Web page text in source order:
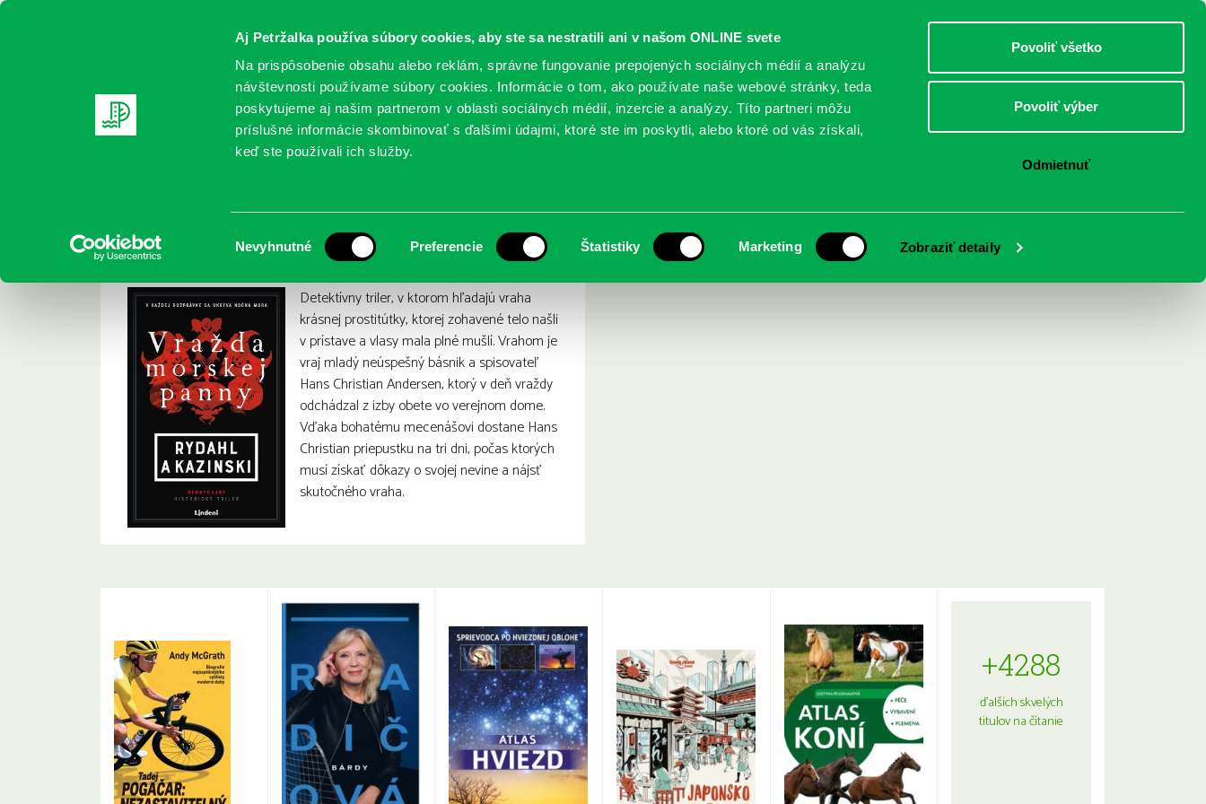
Aj Petržalka používa súbory cookies, aby ste sa nestratili ani v našom ONLINE svete
Na prispôsobenie obsahu alebo reklám, správne fungovanie prepojených sociálnych médií a analýzu
návštevnosti používame súbory cookies. Informácie o tom, ako používate naše webové stránky, teda
poskytujeme aj našim partnerom v oblasti sociálnych médií, inzercie a analýzy. Títo partneri môžu
príslušné informácie skombinovať s ďalšími údajmi, ktoré ste im poskytli, alebo ktoré od vás získali,
keď ste používali ich služby.
súhlasu
Nevyhnutné Preferencie Štatistiky Marketing Zobraziť detaily
Povoliť všetko
Povoliť výber
Odmietnuť
DOSPELÍ
REGISTRUJTE SA ONLINE KATALÓGY SLUŽBY PODUJATIA POBOČKY O KNIŽNICI
Rydahl, Thomas: Vražda morskej panny
Detektívny triler, v ktorom hľadajú vraha
krásnej prostitútky, ktorej zohavené telo našli
v prístave a vlasy mala plné mušlí. Vrahom je
vraj mladý neúspešný básnik a spisovateľ
Hans Christian Andersen, ktorý v deň vraždy
odchádzal z izby obete vo verejnom dome.
Vďaka bohatému mecenášovi dostane Hans
Christian priepustku na tri dni, počas ktorých
musí získať dôkazy o svojej nevine a nájsť
skutočného vraha.
+4288
ďalších skvelých
titulov na čítanie